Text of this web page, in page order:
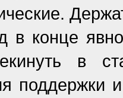
в конце
в
поддержки